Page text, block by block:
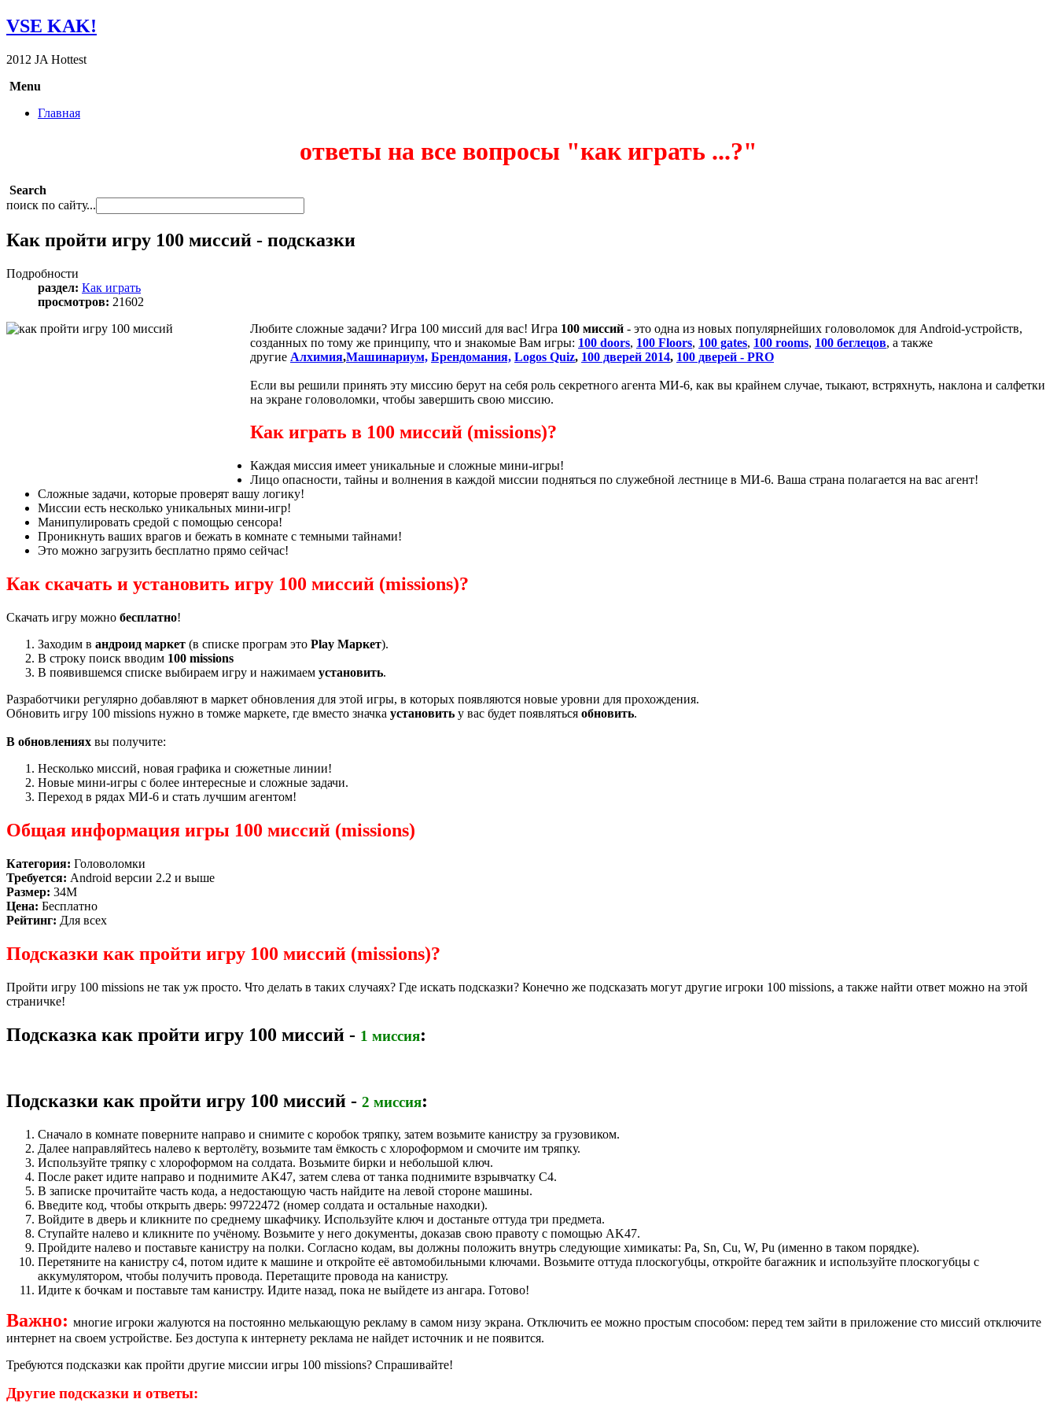
VSE KAK!
2012 JA Hottest
Menu
Главная
ответы на все вопросы "как играть ...?"
Search
поиск по сайту...
Как пройти игру 100 миссий - подсказки
Подробности
раздел: Как играть
просмотров: 21602
Любите сложные задачи? Игра 100 миссий для вас! Игра 100 миссий - это одна из новых популярнейших головоломок для Android-устройств,
созданных по тому же принципу, что и знакомые Вам игры: 100 doors, 100 Floors, 100 gates, 100 rooms, 100 беглецов, а также
другие Алхимия,Машинариум, Брендомания, Logos Quiz, 100 дверей 2014, 100 дверей - PRO
Если вы решили принять эту миссию берут на себя роль секретного агента МИ-6, как вы крайнем случае, тыкают, встряхнуть, наклона и салфетки
на экране головоломки, чтобы завершить свою миссию.
Как играть в 100 миссий (missions)?
Каждая миссия имеет уникальные и сложные мини-игры!
Лицо опасности, тайны и волнения в каждой миссии подняться по служебной лестнице в МИ-6. Ваша страна полагается на вас агент!
Сложные задачи, которые проверят вашу логику!
Миссии есть несколько уникальных мини-игр!
Манипулировать средой с помощью сенсора!
Проникнуть ваших врагов и бежать в комнате с темными тайнами!
Это можно загрузить бесплатно прямо сейчас!
Как скачать и установить игру 100 миссий (missions)?
Скачать игру можно бесплатно!
Заходим в андроид маркет (в списке програм это Play Маркет).
В строку поиск вводим 100 missions
В появившемся списке выбираем игру и нажимаем установить.
Разработчики регулярно добавляют в маркет обновления для этой игры, в которых появляются новые уровни для прохождения.
Обновить игру 100 missions нужно в томже маркете, где вместо значка установить у вас будет появляться обновить.
В обновлениях вы получите:
Несколько миссий, новая графика и сюжетные линии!
Новые мини-игры с более интересные и сложные задачи.
Переход в рядах МИ-6 и стать лучшим агентом!
Общая информация игры 100 миссий (missions)
Категория: Головоломки
Требуется: Android версии 2.2 и выше
Размер: 34M
Цена: Бесплатно
Рейтинг: Для всех
Подсказки как пройти игру 100 миссий (missions)?
Пройти игру 100 missions не так уж просто. Что делать в таких случаях? Где искать подсказки? Конечно же подсказать могут другие игроки 100 missions, а также найти ответ можно на этой
страничке!
Подсказка как пройти игру 100 миссий - 1 миссия:
Подсказки как пройти игру 100 миссий - 2 миссия:
Сначало в комнате поверните направо и снимите с коробок тряпку, затем возьмите канистру за грузовиком.
Далее направляйтесь налево к вертолёту, возьмите там ёмкость с хлороформом и смочите им тряпку.
Используйте тряпку с хлороформом на солдата. Возьмите бирки и небольшой ключ.
После ракет идите направо и поднимите AK47, затем слева от танка поднимите взрывчатку C4.
В записке прочитайте часть кода, а недостающую часть найдите на левой стороне машины.
Введите код, чтобы открыть дверь: 99722472 (номер солдата и остальные находки).
Войдите в дверь и кликните по среднему шкафчику. Используйте ключ и достаньте оттуда три предмета.
Ступайте налево и кликните по учёному. Возьмите у него документы, доказав свою правоту с помощью AK47.
Пройдите налево и поставьте канистру на полки. Согласно кодам, вы должны положить внутрь следующие химикаты: Pa, Sn, Cu, W, Pu (именно в таком порядке).
Перетяните на канистру c4, потом идите к машине и откройте её автомобильными ключами. Возьмите оттуда плоскогубцы, откройте багажник и используйте плоскогубцы с
аккумулятором, чтобы получить провода. Перетащите провода на канистру.
Идите к бочкам и поставьте там канистру. Идите назад, пока не выйдете из ангара. Готово!
Важно: многие игроки жалуются на постоянно мелькающую рекламу в самом низу экрана. Отключить ее можно простым способом: перед тем зайти в приложение сто миссий отключите
интернет на своем устройстве. Без доступа к интернету реклама не найдет источник и не появится.
Требуются подсказки как пройти другие миссии игры 100 missions? Спрашивайте!
Другие подсказки и ответы: